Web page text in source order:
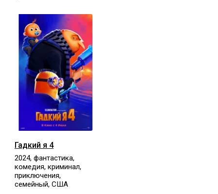
Гадкий я 4
2024, фантастика,
комедия, криминал,
приключения,
семейный, США